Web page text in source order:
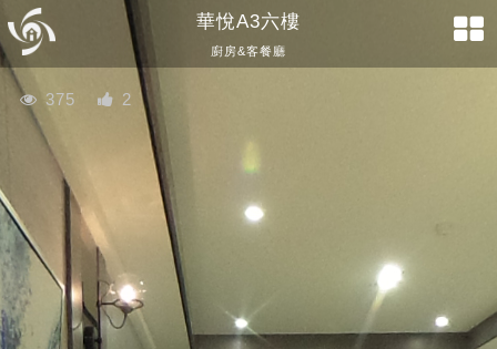
375 2
華悅A3六樓
廚房&客餐廳